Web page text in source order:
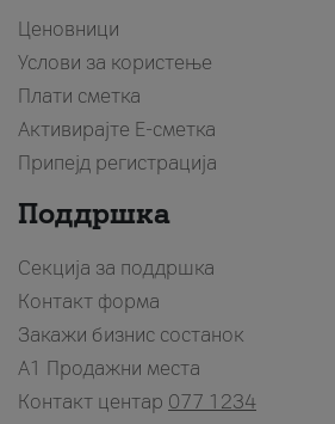
Ценовници
Услови за користење
Плати сметка
Активирајте Е-сметка
Припејд регистрација
Поддршка
Секција за поддршка
Контакт форма
Закажи бизнис состанок
A1 Продажни места
Контакт центар 077 1234